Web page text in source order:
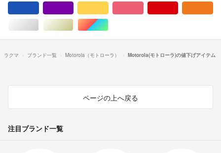
シルバー/銀色系ゴールド/金色系マルチカラー
ラクマ ブランド一覧 Motorola（モトローラ） Motorola(モトローラ)の値下げアイテム
ページの上へ戻る
注目ブランド一覧